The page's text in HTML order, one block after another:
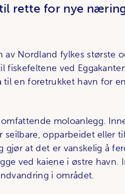
rette for nye
Nordland fylkes største
fiskefeltene ved
en foretrukket havn for
moloanlegg.
seilbare, opparbeidet eller
at det er vanskelig å
ved kaiene i østre havn.
i området.